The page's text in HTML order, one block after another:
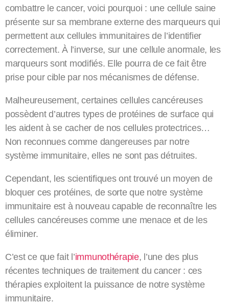
combattre le cancer, voici pourquoi : une cellule saine
présente sur sa membrane externe des marqueurs qui
permettent aux cellules immunitaires de l’identifier
correctement. À l’inverse, sur une cellule anormale, les
marqueurs sont modifiés. Elle pourra de ce fait être
prise pour cible par nos mécanismes de défense.
Malheureusement, certaines cellules cancéreuses
possèdent d’autres types de protéines de surface qui
les aident à se cacher de nos cellules protectrices…
Non reconnues comme dangereuses par notre
système immunitaire, elles ne sont pas détruites.
Cependant, les scientifiques ont trouvé un moyen de
bloquer ces protéines, de sorte que notre système
immunitaire est à nouveau capable de reconnaître les
cellules cancéreuses comme une menace et de les
éliminer.
C’est ce que fait l’immunothérapie, l’une des plus
récentes techniques de traitement du cancer : ces
thérapies exploitent la puissance de notre système
immunitaire.